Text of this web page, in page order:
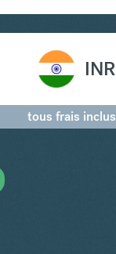
INR
tous frais inclus